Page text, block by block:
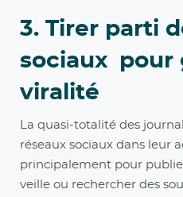
3. Tirer parti
sociaux pour
viralité
La quasi-totalité des
réseaux sociaux dans leur
principalement pour
veille ou rechercher des